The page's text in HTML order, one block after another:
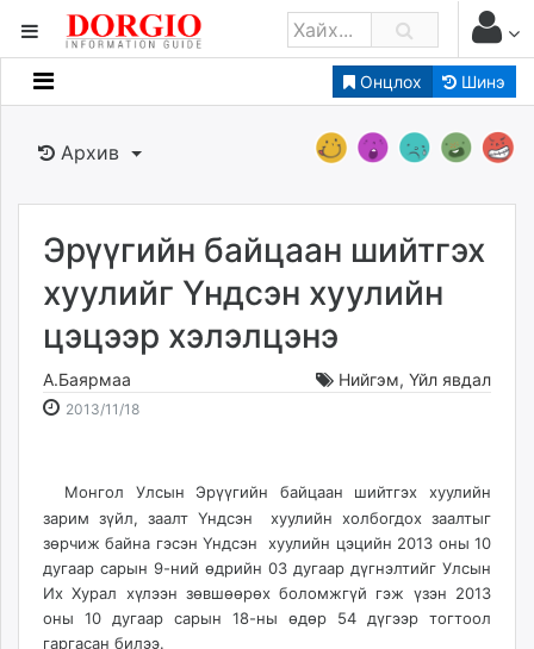
Онцлох Шинэ
Мэдээллийн
Банк санхүү
Бизнес ААН
Төрийн
Нийслэлийн
dorgio.mn
Gogo.mn
caak.mn
Baabar.mn
tovch.mn
ikon.mn
mnb.mn
Livetv.mn
Eguur.mn
Архив
Эрүүгийн байцаан шийтгэх
хуулийг Үндсэн хуулийн
цэцээр хэлэлцэнэ
А.Баярмаа Нийгэм, Үйл явдал
2013/11/182013-
16:53:49
2026-
17:42:23
Монгол Улсын Эрүүгийн байцаан шийтгэх хуулийн
зарим зүйл, заалт Үндсэн хуулийн холбогдох заалтыг
зөрчиж байна гэсэн Үндсэн хуулийн цэцийн 2013 оны 10
дугаар сарын 9-ний өдрийн 03 дугаар дүгнэлтийг Улсын
Их Хурал хүлээн зөвшөөрөх боломжгүй гэж үзэн 2013
оны 10 дугаар сарын 18-ны өдөр 54 дүгээр тогтоол
гаргасан билээ.